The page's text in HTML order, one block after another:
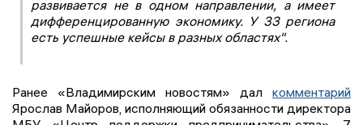
развивается не в одном направлении, а имеет
дифференцированную экономику. У 33 региона
есть успешные кейсы в разных областях".
Ранее «Владимирским новостям» дал комментарий
Ярослав Майоров, исполняющий обязанности директора